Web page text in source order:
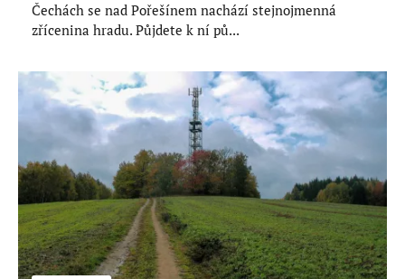
Čechách se nad Pořešínem nachází stejnojmenná
zřícenina hradu. Půjdete k ní pů...